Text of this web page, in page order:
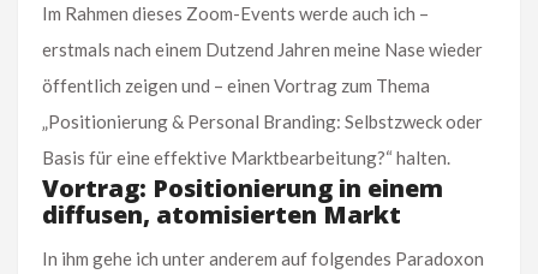
Im Rahmen dieses Zoom-Events werde auch ich –
erstmals nach einem Dutzend Jahren meine Nase wieder
öffentlich zeigen und – einen Vortrag zum Thema
„Positionierung & Personal Branding: Selbstzweck oder
Basis für eine effektive Marktbearbeitung?“ halten.
Vortrag: Positionierung in einem
diffusen, atomisierten Markt
In ihm gehe ich unter anderem auf folgendes Paradoxon